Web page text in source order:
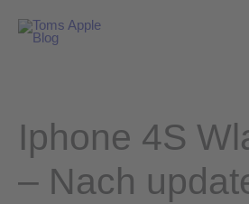
Inhalt
Iphone 4S
– Nach